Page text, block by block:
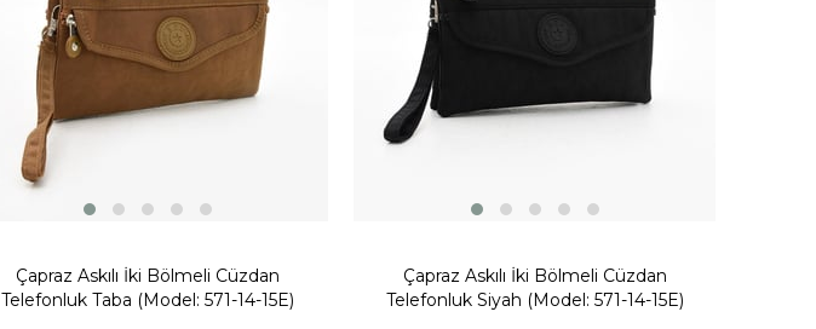
Çapraz Askılı İki Bölmeli Cüzdan
Telefonluk Taba (Model: 571-14-15E)
Çapraz Askılı İki Bölmeli Cüzdan
Telefonluk Siyah (Model: 571-14-15E)